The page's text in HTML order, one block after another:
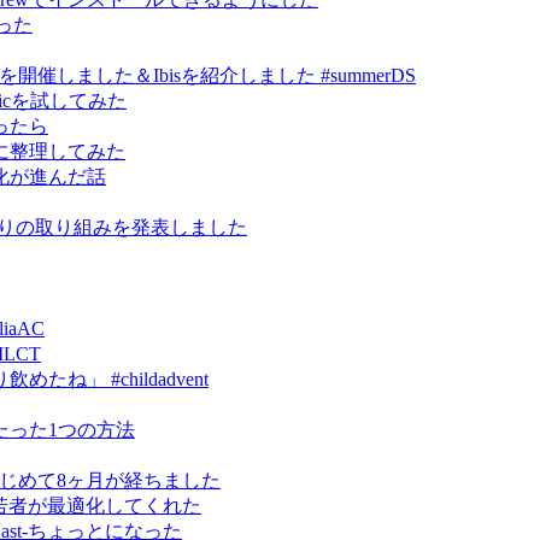
た
開催しました＆Ibisを紹介しました #summerDS
を試してみた
たら
整理してみた
が進んだ話
の取り組みを発表しました
めたね」 #childadvent
った1つの方法
めて8ヶ月が経ちました
者が最適化してくれた
ちょっとになった